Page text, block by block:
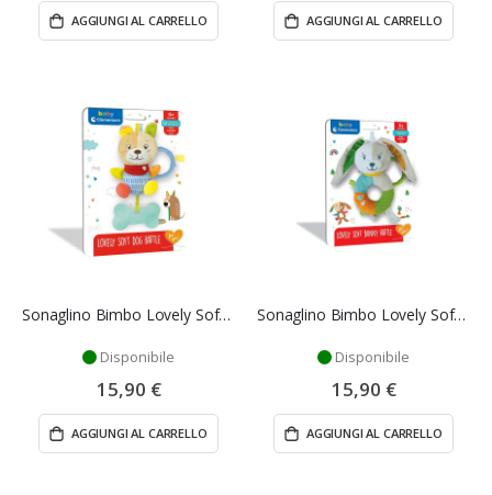
AGGIUNGI AL CARRELLO AGGIUNGI AL CARRELLO
Sonaglino Bimbo Lovely Soft Dog Rattle - Clementoni
Disponibile
15,90 €
AGGIUNGI AL CARRELLO
Sonaglino Bimbo Lovely Soft Bunny Rattle - Clementoni
Disponibile
15,90 €
AGGIUNGI AL CARRELLO